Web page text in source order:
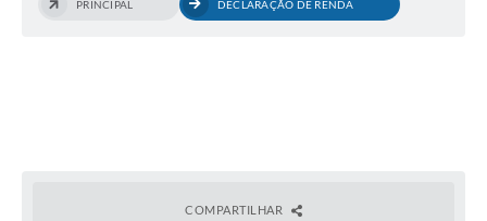
PRINCIPAL DECLARAÇÃO DE RENDA
COMPARTILHAR